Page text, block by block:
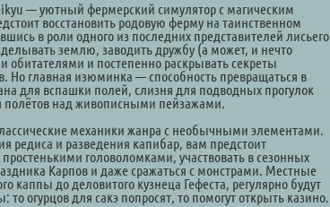
— уютный фермерский симулятор с магическим
восстановить родовую ферму на таинственном
в роли одного из последних представителей лисьего
землю, заводить дружбу (а может, и нечто
и постепенно раскрывать секреты
Но главная изюминка — способность превращаться в
для вспашки полей, слизня для подводных прогулок
полётов над живописными пейзажами.
механики жанра с необычными элементами.
редиса и разведения капибар, вам предстоит
головоломками, участвовать в сезонных
Карпов и даже сражаться с монстрами. Местные
каппы до деловитого кузнеца Гефеста, регулярно будут
то огурцов для сакэ попросят, то помогут открыть казино.